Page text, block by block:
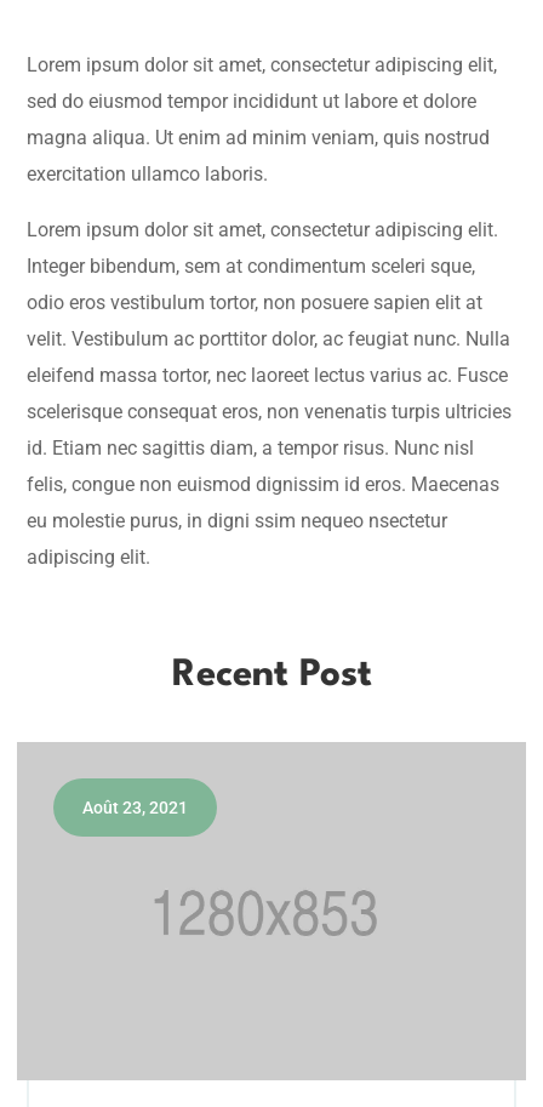
Lorem ipsum dolor sit amet, consectetur adipiscing elit,
sed do eiusmod tempor incididunt ut labore et dolore
magna aliqua. Ut enim ad minim veniam, quis nostrud
exercitation ullamco laboris.
Lorem ipsum dolor sit amet, consectetur adipiscing elit.
Integer bibendum, sem at condimentum sceleri sque,
odio eros vestibulum tortor, non posuere sapien elit at
velit. Vestibulum ac porttitor dolor, ac feugiat nunc. Nulla
eleifend massa tortor, nec laoreet lectus varius ac. Fusce
scelerisque consequat eros, non venenatis turpis ultricies
id. Etiam nec sagittis diam, a tempor risus. Nunc nisl
felis, congue non euismod dignissim id eros. Maecenas
eu molestie purus, in digni ssim nequeo nsectetur
adipiscing elit.
Recent Post
Août 23, 2021